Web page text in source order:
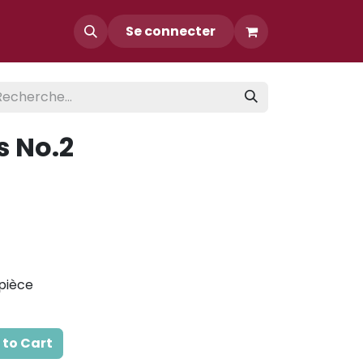
Se connecter
No.2
to Cart